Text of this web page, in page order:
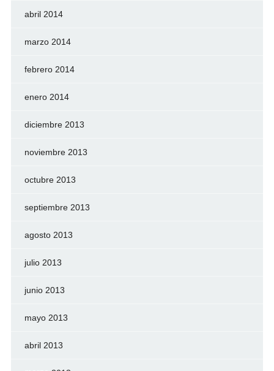
abril 2014
marzo 2014
febrero 2014
enero 2014
diciembre 2013
noviembre 2013
octubre 2013
septiembre 2013
agosto 2013
julio 2013
junio 2013
mayo 2013
abril 2013